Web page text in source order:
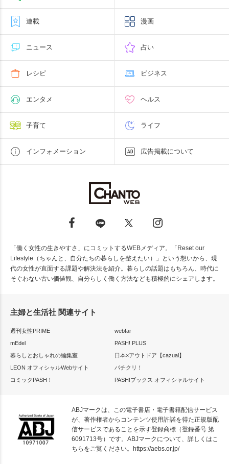
連載 漫画
ニュース 占い
レシピ ビジネス
エンタメ ヘルス
子育て ライフ
インフォメーション 広告掲載について
「働く女性の生きやすさ」にコミットするWEBメディア。「Reset our
Lifestyle（ちゃんと、自分たちの暮らしを整えたい）」という想いから、現
代の女性が直面する課題や解決法を紹介。暮らしの話題はもちろん、時代に
そぐわない古い価値観、自分らしく働く方法なども積極的にシェアします。
主婦と生活社 関連サイト
週刊女性PRIME
web!ar
mEdel
PASH! PLUS
暮らしとおしゃれの編集室
日本×アウトドア【cazual】
LEON オフィシャルWebサイト
パチクリ！
コミックPASH！
PASH!ブックス オフィシャルサイト
ABJマークは、この電子書店・電子書籍配信サービス
が、著作権者からコンテンツ使用許諾を得た正規版配
信サービスであることを示す登録商標（登録番号 第
6091713号）です。ABJマークについて、詳しくはこ
ちらをご覧ください。
https://aebs.or.jp/